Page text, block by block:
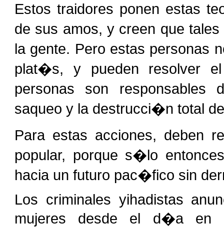
Estos traidores ponen estas
de sus amos, y creen que
la gente. Pero estas personas
plat�s, y pueden resolver
personas son responsables
saqueo y la destrucci�n total
Para estas acciones, deben
popular, porque s�lo
hacia un futuro pac�fico sin
Los criminales yihadistas
mujeres desde el d�a en